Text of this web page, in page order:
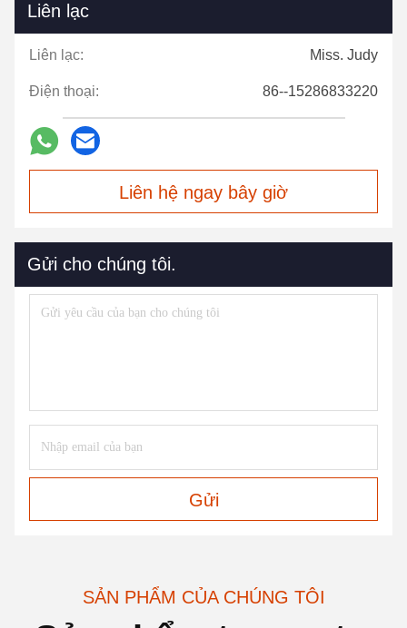
Liên lạc
Liên lạc: Miss. Judy
Điện thoại: 86--15286833220
Liên hệ ngay bây giờ
Gửi cho chúng tôi.
Gửi
SẢN PHẨM CỦA CHÚNG TÔI